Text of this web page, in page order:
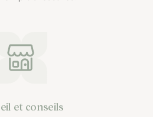
et conseils